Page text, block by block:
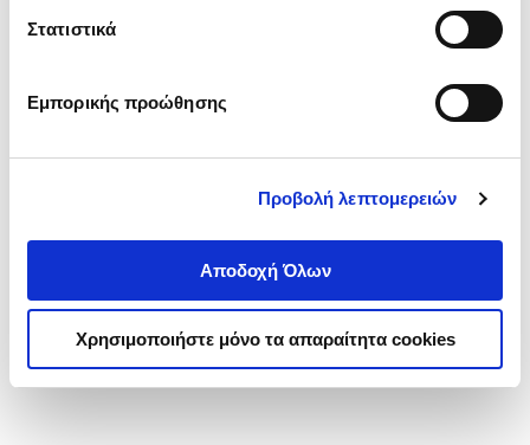
Στατιστικά
Εμπορικής προώθησης
Προβολή λεπτομερειών
Αποδοχή Όλων
Χρησιμοποιήστε μόνο τα απαραίτητα cookies